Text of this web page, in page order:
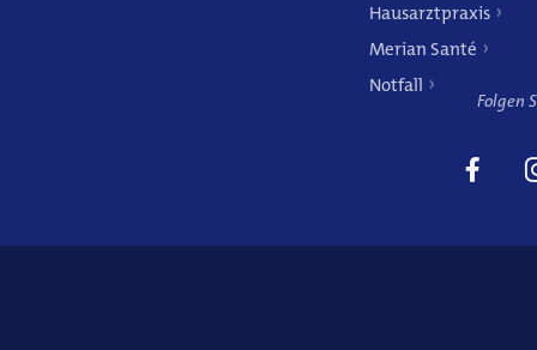
Hausarztpraxis
Merian Santé
Notfall
Folgen